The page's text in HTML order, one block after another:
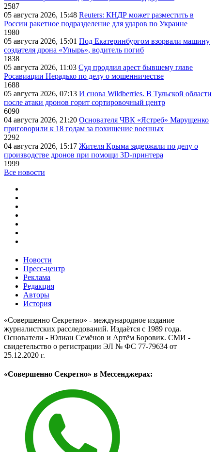
2587
05 августа 2026, 15:48 Reuters: КНДР может разместить в
России ракетное подразделение для ударов по Украине
1980
05 августа 2026, 15:01 Под Екатеринбургом взорвали машину
создателя дрона «Упырь», водитель погиб
1838
05 августа 2026, 11:03 Суд продлил арест бывшему главе
Росавиации Нерадько по делу о мошенничестве
1688
05 августа 2026, 07:13 И снова Wildberries. В Тульской области
после атаки дронов горит сортировочный центр
6090
04 августа 2026, 21:20 Основателя ЧВК «Ястреб» Марущенко
приговорили к 18 годам за похищение военных
2292
04 августа 2026, 15:17 Жителя Крыма задержали по делу о
производстве дронов при помощи 3D‑принтера
1999
Все новости
Новости
Пресс-центр
Реклама
Редакция
Авторы
История
«Совершенно Секретно» - международное издание
журналистских расследований. Издаётся с 1989 года.
Основатели - Юлиан Семёнов и Артём Боровик. CМИ -
свидетельство о регистрации ЭЛ № ФС 77-79634 от
25.12.2020 г.
«Совершенно Секретно» в Мессенджерах: